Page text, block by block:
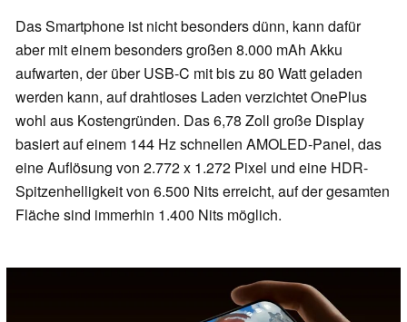
Das Smartphone ist nicht besonders dünn, kann dafür
aber mit einem besonders großen 8.000 mAh Akku
aufwarten, der über USB-C mit bis zu 80 Watt geladen
werden kann, auf drahtloses Laden verzichtet OnePlus
wohl aus Kostengründen. Das 6,78 Zoll große Display
basiert auf einem 144 Hz schnellen AMOLED-Panel, das
eine Auflösung von 2.772 x 1.272 Pixel und eine HDR-
Spitzenhelligkeit von 6.500 Nits erreicht, auf der gesamten
Fläche sind immerhin 1.400 Nits möglich.